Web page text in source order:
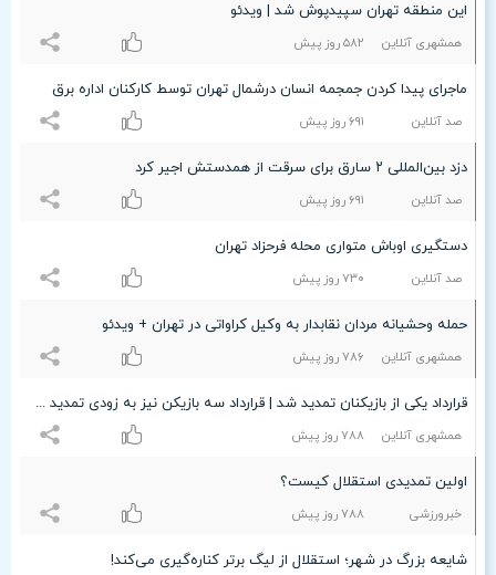
این منطقه تهران سپیدپوش شد | ویدئو
همشهری آنلاین ۵۸۲ روز پیش
ماجرای پیدا کردن جمجمه انسان درشمال تهران توسط کارکنان اداره برق
صد آنلاین ۶٩۱ روز پیش
دزد بین‌المللی ۲ سارق برای سرقت از همدستش اجیر کرد
صد آنلاین ۶٩۱ روز پیش
دستگیری اوباش متواری محله فرحزاد تهران
صد آنلاین ۷٣۰ روز پیش
حمله وحشیانه مردان نقابدار به وکیل کراواتی در تهران + ویدئو
همشهری آنلاین ۷۸۶ روز پیش
قرارداد یکی از بازیکنان تمدید شد | قرارداد سه بازیکن نیز به زودی تمدید می‌شود
همشهری آنلاین ۷۸۸ روز پیش
اولین تمدیدی استقلال کیست؟
خبرورزشی ۷۸۸ روز پیش
شایعه بزرگ در شهر؛ استقلال از لیگ برتر کناره‌گیری می‌کند!